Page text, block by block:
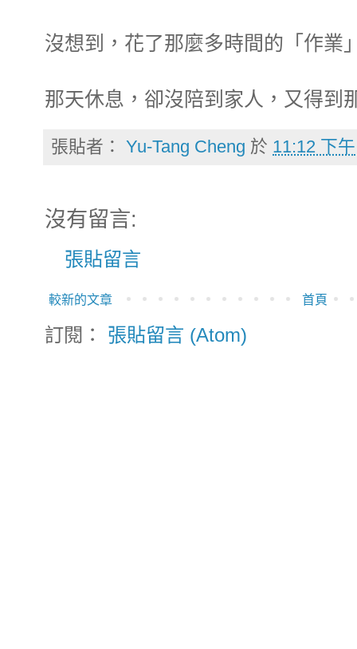
沒想到，花了那麼多時間的「作業
那天休息，卻沒陪到家人，又得到
張貼者： Yu-Tang Cheng 於 11:12 下午
沒有留言:
張貼留言
較新的文章 首頁
訂閱： 張貼留言 (Atom)